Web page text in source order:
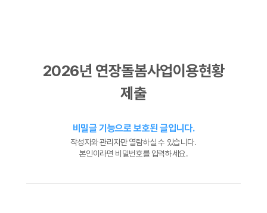
2026년 연장돌봄사업이용현황
제출
비밀글 기능으로 보호된 글입니다.
작성자와 관리자만 열람하실 수 있습니다.
본인이라면 비밀번호를 입력하세요.